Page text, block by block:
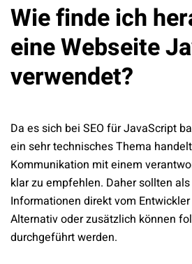
Wie finde ich
eine Webseite
verwendet?
Da es sich bei SEO für JavaScript
ein sehr technisches Thema
Kommunikation mit einem
klar zu empfehlen. Daher sollten
Informationen direkt vom
Alternativ oder zusätzlich können
durchgeführt werden.